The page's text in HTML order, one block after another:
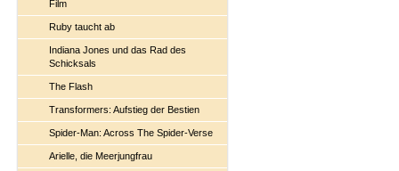
Film
Ruby taucht ab
Indiana Jones und das Rad des
Schicksals
The Flash
Transformers: Aufstieg der Bestien
Spider-Man: Across The Spider-Verse
Arielle, die Meerjungfrau